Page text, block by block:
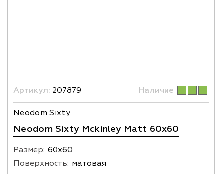
Артикул: 207879 Наличие
Neodom Sixty
Neodom Sixty Mckinley Matt 60x60
Размер: 60х60
Поверхность: матовая